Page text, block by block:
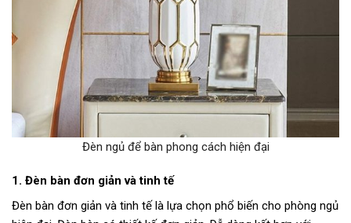
Đèn ngủ để bàn phong cách hiện đại
1. Đèn bàn đơn giản và tinh tế
Đèn bàn đơn giản và tinh tế là lựa chọn phổ biến cho phòng ngủ